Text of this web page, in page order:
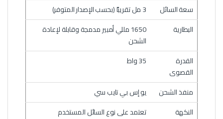
سعة السائل
3 مل تقريبًا (بحسب الإصدار المتوفر)
البطارية
1650 مللي أمبير مدمجة وقابلة لإعادة
الشحن
القدرة
القصوى
35 واط
منفذ الشحن
يو إس بي تايب سي
النكهة
تعتمد على نوع السائل المستخدم